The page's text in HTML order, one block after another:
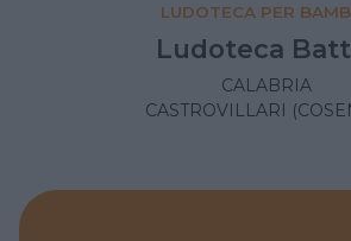
LUDOTECA PER
Ludoteca
CALABRIA
CASTROVILLARI